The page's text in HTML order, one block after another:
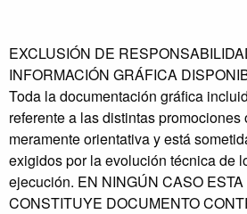
EXCLUSIÓN DE
INFORMACIÓN GRÁFICA
Toda la documentación gráfica
referente a las distintas
meramente orientativa y está
exigidos por la evolución técnica de
ejecución. EN NINGÚN CASO
CONSTITUYE DOCUMENTO